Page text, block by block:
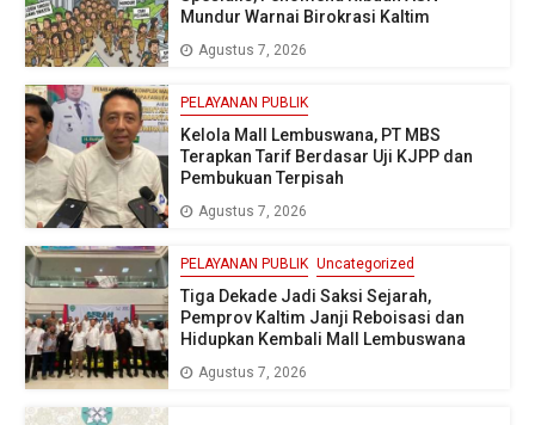
Mundur Warnai Birokrasi Kaltim
Agustus 7, 2026
PELAYANAN PUBLIK
Kelola Mall Lembuswana, PT MBS
Terapkan Tarif Berdasar Uji KJPP dan
Pembukuan Terpisah
Agustus 7, 2026
PELAYANAN PUBLIK Uncategorized
Tiga Dekade Jadi Saksi Sejarah,
Pemprov Kaltim Janji Reboisasi dan
Hidupkan Kembali Mall Lembuswana
Agustus 7, 2026